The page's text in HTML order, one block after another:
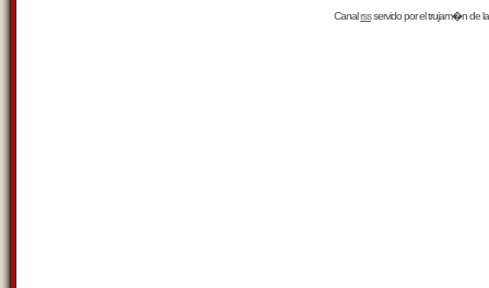
Canalrssservido por eltrujam�nde